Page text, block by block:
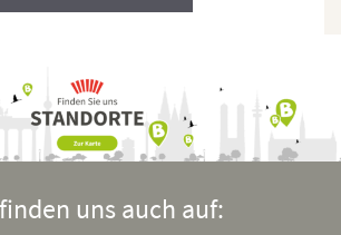
uns auch auf: